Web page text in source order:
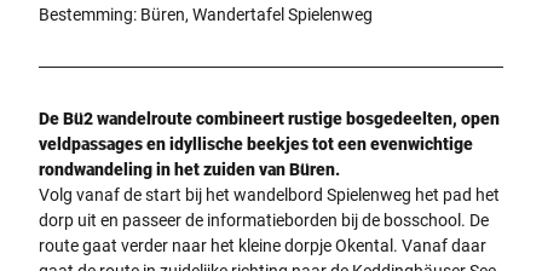
Bestemming: Büren, Wandertafel Spielenweg
De Bü2 wandelroute combineert rustige bosgedeelten, open
veldpassages en idyllische beekjes tot een evenwichtige
rondwandeling in het zuiden van Büren.
Volg vanaf de start bij het wandelbord Spielenweg het pad het
dorp uit en passeer de informatieborden bij de bosschool. De
route gaat verder naar het kleine dorpje Okental. Vanaf daar